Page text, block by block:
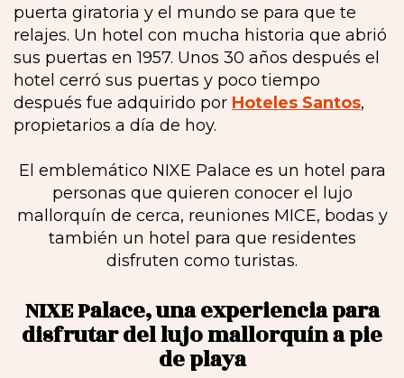
puerta giratoria y el mundo se para que te
relajes. Un hotel con mucha historia que abrió
sus puertas en 1957. Unos 30 años después el
hotel cerró sus puertas y poco tiempo
después fue adquirido por Hoteles Santos,
propietarios a día de hoy.
El emblemático NIXE Palace es un hotel para
personas que quieren conocer el lujo
mallorquín de cerca, reuniones MICE, bodas y
también un hotel para que residentes
disfruten como turistas.
NIXE Palace, una experiencia para
disfrutar del lujo mallorquín a pie
de playa